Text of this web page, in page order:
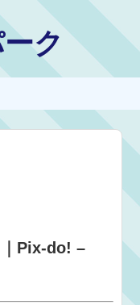
ク
Pix-do! –